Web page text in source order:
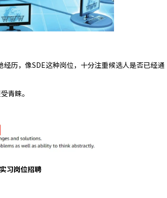
历，像SDE这种岗位，十分注重候选人是否已经通
青睐。
习岗位招聘